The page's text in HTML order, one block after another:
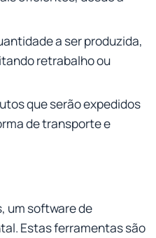
a ser produzida,
retrabalho ou
que serão expedidos
de transporte e
um software de
Estas ferramentas são